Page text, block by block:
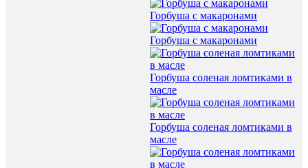
Горбуша с макаронами
Горбуша с макаронами
Горбуша соленая ломтиками в
масле
Горбуша соленая ломтиками в
масле